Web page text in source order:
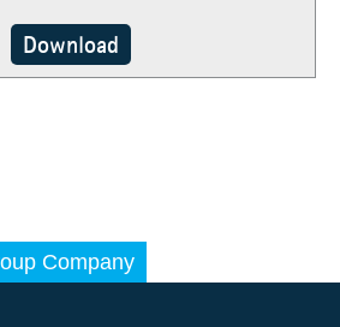
Download